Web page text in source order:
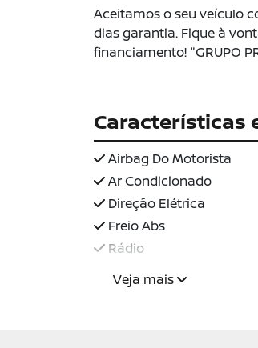
Aceitamos o seu veículo
dias garantia. Fique à
financiamento! "GRUPO
Características
Airbag Do Motorista
Ar Condicionado
Direção Elétrica
Freio Abs
Rádio
Veja mais